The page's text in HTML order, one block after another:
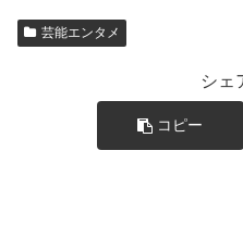
芸能エンタメ
シェ
コピー